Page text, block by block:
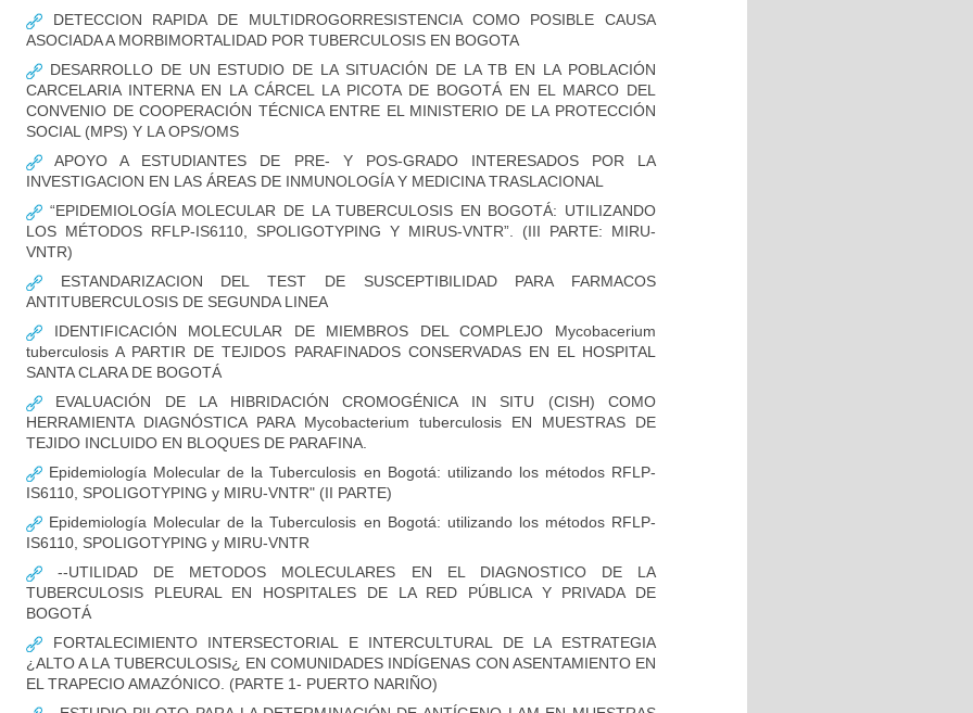
DETECCION RAPIDA DE MULTIDROGORRESISTENCIA COMO POSIBLE CAUSA
ASOCIADA A MORBIMORTALIDAD POR TUBERCULOSIS EN BOGOTA
DESARROLLO DE UN ESTUDIO DE LA SITUACIÓN DE LA TB EN LA POBLACIÓN
CARCELARIA INTERNA EN LA CÁRCEL LA PICOTA DE BOGOTÁ EN EL MARCO DEL
CONVENIO DE COOPERACIÓN TÉCNICA ENTRE EL MINISTERIO DE LA PROTECCIÓN
SOCIAL (MPS) Y LA OPS/OMS
APOYO A ESTUDIANTES DE PRE- Y POS-GRADO INTERESADOS POR LA
INVESTIGACION EN LAS ÁREAS DE INMUNOLOGÍA Y MEDICINA TRASLACIONAL
“EPIDEMIOLOGÍA MOLECULAR DE LA TUBERCULOSIS EN BOGOTÁ: UTILIZANDO
LOS MÉTODOS RFLP-IS6110, SPOLIGOTYPING Y MIRUS-VNTR”. (III PARTE: MIRU-
VNTR)
ESTANDARIZACION DEL TEST DE SUSCEPTIBILIDAD PARA FARMACOS
ANTITUBERCULOSIS DE SEGUNDA LINEA
IDENTIFICACIÓN MOLECULAR DE MIEMBROS DEL COMPLEJO Mycobacerium
tuberculosis A PARTIR DE TEJIDOS PARAFINADOS CONSERVADAS EN EL HOSPITAL
SANTA CLARA DE BOGOTÁ
EVALUACIÓN DE LA HIBRIDACIÓN CROMOGÉNICA IN SITU (CISH) COMO
HERRAMIENTA DIAGNÓSTICA PARA Mycobacterium tuberculosis EN MUESTRAS DE
TEJIDO INCLUIDO EN BLOQUES DE PARAFINA.
Epidemiología Molecular de la Tuberculosis en Bogotá: utilizando los métodos RFLP-
IS6110, SPOLIGOTYPING y MIRU-VNTR" (II PARTE)
Epidemiología Molecular de la Tuberculosis en Bogotá: utilizando los métodos RFLP-
IS6110, SPOLIGOTYPING y MIRU-VNTR
--UTILIDAD DE METODOS MOLECULARES EN EL DIAGNOSTICO DE LA
TUBERCULOSIS PLEURAL EN HOSPITALES DE LA RED PÚBLICA Y PRIVADA DE
BOGOTÁ
FORTALECIMIENTO INTERSECTORIAL E INTERCULTURAL DE LA ESTRATEGIA
¿ALTO A LA TUBERCULOSIS¿ EN COMUNIDADES INDÍGENAS CON ASENTAMIENTO EN
EL TRAPECIO AMAZÓNICO. (PARTE 1- PUERTO NARIÑO)